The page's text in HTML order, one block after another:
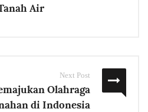
Air
Next Post
Olahraga
di Indonesia